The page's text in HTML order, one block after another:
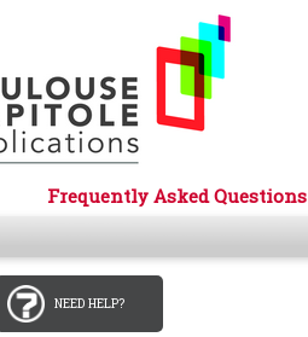
Frequently Asked Questions
NEED HELP?